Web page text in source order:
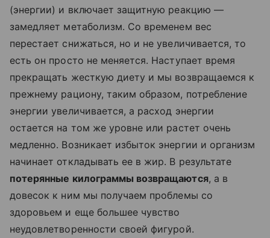
(энергии) и включает защитную реакцию —
замедляет метаболизм. Со временем вес
перестает снижаться, но и не увеличивается, то
есть он просто не меняется. Наступает время
прекращать жесткую диету и мы возвращаемся к
прежнему рациону, таким образом, потребление
энергии увеличивается, а расход энергии
остается на том же уровне или растет очень
медленно. Возникает избыток энергии и организм
начинает откладывать ее в жир. В результате
потерянные килограммы возвращаются, а в
довесок к ним мы получаем проблемы со
здоровьем и еще большее чувство
неудовлетворенности своей фигурой.